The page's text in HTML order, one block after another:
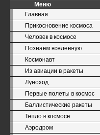
Меню
Главная
Прикосновение космоса
Человек в космосе
Познаем вселенную
Космонавт
Из авиации в ракеты
Луноход
Первые полеты в космос
Баллистические ракеты
Тепло в космосе
Аэродром